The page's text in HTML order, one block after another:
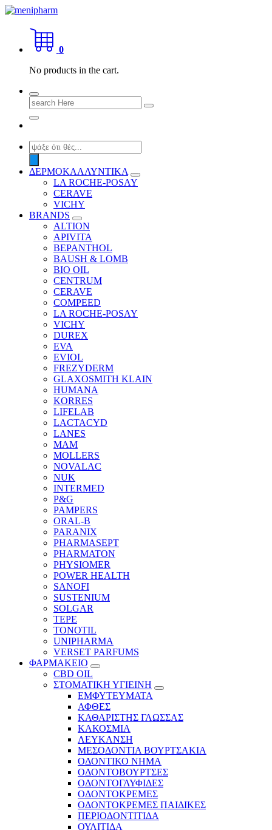
Skip
content
shop 2 easily
0
No products in the cart.
Search
for:
Products
search
ΔΕΡΜΟΚΑΛΛΥΝΤΙΚΑ
LA ROCHE-POSAY
CERAVE
VICHY
BRANDS
ALTION
APIVITA
BEPANTHOL
BAUSH & LOMB
BIO OIL
CENTRUM
CERAVE
COMPEED
LA ROCHE-POSAY
VICHY
DUREX
EVA
EVIOL
FREZYDERM
GLAXOSMITH KLAIN
HUMANA
KORRES
LIFELAB
LACTACYD
LANES
MAM
MOLLERS
NOVALAC
NUK
INTERMED
P&G
PAMPERS
ORAL-B
PARANIX
PHARMASEPT
PHARMATON
PHYSIOMER
POWER HEALTH
SANOFI
SUSTENIUM
SOLGAR
TEPE
TONOTIL
UNIPHARMA
VERSET PARFUMS
ΦΑΡΜΑΚΕΙΟ
CBD OIL
ΣΤΟΜΑΤΙΚΗ ΥΓΙΕΙΝΗ
ΕΜΦΥΤΕΥΜΑΤΑ
ΑΦΘΕΣ
ΚΑΘΑΡΙΣΤΗΣ ΓΛΩΣΣΑΣ
ΚΑΚΟΣΜΙΑ
ΛΕΥΚΑΝΣΗ
ΜΕΣΟΔΟΝΤΙΑ ΒΟΥΡΤΣΑΚΙΑ
ΟΔΟΝΤΙΚΟ ΝΗΜΑ
ΟΔΟΝΤΟΒΟΥΡΤΣΕΣ
ΟΔΟΝΤΟΓΛΥΦΙΔΕΣ
ΟΔΟΝΤΟΚΡΕΜΕΣ
ΟΔΟΝΤΟΚΡΕΜΕΣ ΠΑΙΔΙΚΕΣ
ΠΕΡΙΟΔΟΝΤΙΤΙΔΑ
ΟΥΛΙΤΙΔΑ